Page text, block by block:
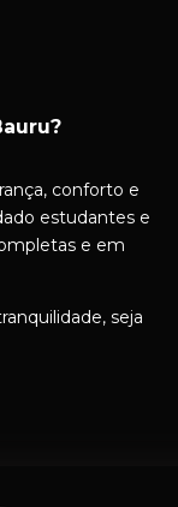
conforto e
estudantes e
e em
seja